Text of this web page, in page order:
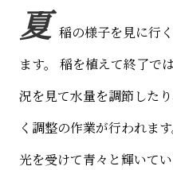
夏稲の様子を見に行
ます。
稲を植えて終了で
況を見て水量を調節したり
く調整の作業が行われます
光を受けて青々と輝いてい